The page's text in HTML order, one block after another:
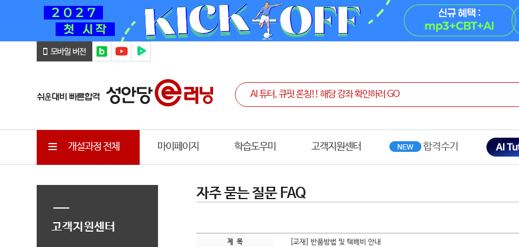
개설과정 전체 마이페이지 학습도우미 고객지원센터
고객지원센터
자주 묻는 질문 FAQ
제 목 [교재] 반품방법 및 택배비 안내